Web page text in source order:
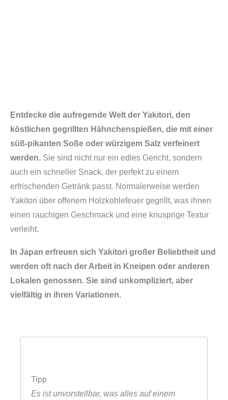
Entdecke die aufregende Welt der Yakitori, den
köstlichen gegrillten Hähnchenspießen, die mit einer
süß-pikanten Soße oder würzigem Salz verfeinert
werden. Sie sind nicht nur ein edles Gericht, sondern
auch ein schneller Snack, der perfekt zu einem
erfrischenden Getränk passt. Normalerweise werden
Yakitori über offenem Holzkohlefeuer gegrillt, was ihnen
einen rauchigen Geschmack und eine knusprige Textur
verleiht.
In Japan erfreuen sich Yakitori großer Beliebtheit und
werden oft nach der Arbeit in Kneipen oder anderen
Lokalen genossen. Sie sind unkompliziert, aber
vielfältig in ihren Variationen.
Tipp
Es ist unvorstellbar, was alles auf einem